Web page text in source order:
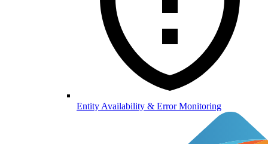
Entity Availability & Error Monitoring